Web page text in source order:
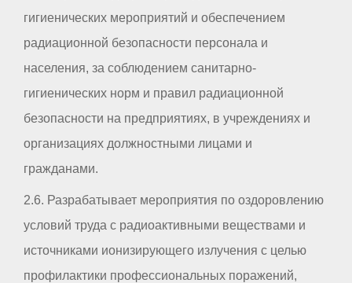
гигиенических мероприятий и обеспечением
радиационной безопасности персонала и
населения, за соблюдением санитарно-
гигиенических норм и правил радиационной
безопасности на предприятиях, в учреждениях и
организациях должностными лицами и
гражданами.
2.6. Разрабатывает мероприятия по оздоровлению
условий труда с радиоактивными веществами и
источниками ионизирующего излучения с целью
профилактики профессиональных поражений,